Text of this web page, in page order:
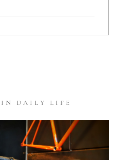
IN DAILY LIFE